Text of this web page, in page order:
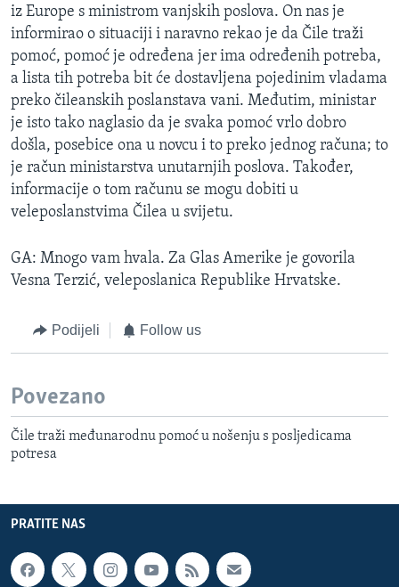
iz Europe s ministrom vanjskih poslova. On nas je
informirao o situaciji i naravno rekao je da Čile traži
pomoć, pomoć je određena jer ima određenih potreba,
a lista tih potreba bit će dostavljena pojedinim vladama
preko čileanskih poslanstava vani. Međutim, ministar
je isto tako naglasio da je svaka pomoć vrlo dobro
došla, posebice ona u novcu i to preko jednog računa; to
je račun ministarstva unutarnjih poslova. Također,
informacije o tom računu se mogu dobiti u
veleposlanstvima Čilea u svijetu.
GA: Mnogo vam hvala. Za Glas Amerike je govorila
Vesna Terzić, veleposlanica Republike Hrvatske.
Podijeli Follow us
Povezano
Čile traži međunarodnu pomoć u nošenju s posljedicama
potresa
PRATITE NAS